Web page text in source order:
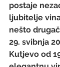
postaje
ljubitelje
nešto
29. svibnja
Kutjevo od